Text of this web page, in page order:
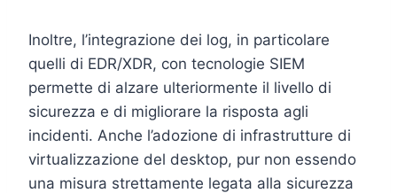
Inoltre, l’integrazione dei log, in particolare
quelli di EDR/XDR, con tecnologie SIEM
permette di alzare ulteriormente il livello di
sicurezza e di migliorare la risposta agli
incidenti. Anche l’adozione di infrastrutture di
virtualizzazione del desktop, pur non essendo
una misura strettamente legata alla sicurezza